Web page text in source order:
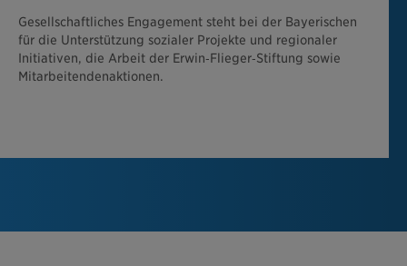
Gesellschaftliches Engagement steht bei der Bayerischen
für die Unterstützung sozialer Projekte und regionaler
Initiativen, die Arbeit der Erwin‑Flieger‑Stiftung sowie
Mitarbeitendenaktionen.